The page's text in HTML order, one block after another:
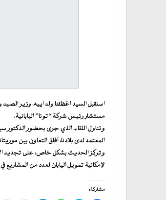
استقبل السيد اغظفنا ولد اييه، وزير الصيد
مستشار رئيس شركة “تونا” اليابانية.
وتناول اللقاء، الذي جرى بحضور الدكتور
المعتمد لدى بلادنا، آفاق التعاون بين
وتركز الحديث بشكل خاص، على تجديد
لإمكانية تمويل اليابان لعدد من
مشاركة: